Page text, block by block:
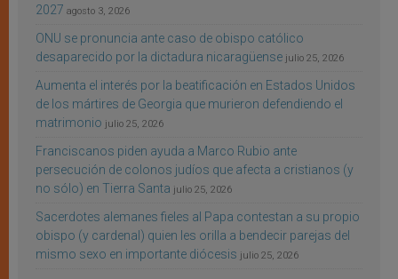
2027 agosto 3, 2026
ONU se pronuncia ante caso de obispo católico
desaparecido por la dictadura nicaragüense julio 25, 2026
Aumenta el interés por la beatificación en Estados Unidos
de los mártires de Georgia que murieron defendiendo el
matrimonio julio 25, 2026
Franciscanos piden ayuda a Marco Rubio ante
persecución de colonos judíos que afecta a cristianos (y
no sólo) en Tierra Santa julio 25, 2026
Sacerdotes alemanes fieles al Papa contestan a su propio
obispo (y cardenal) quien les orilla a bendecir parejas del
mismo sexo en importante diócesis julio 25, 2026